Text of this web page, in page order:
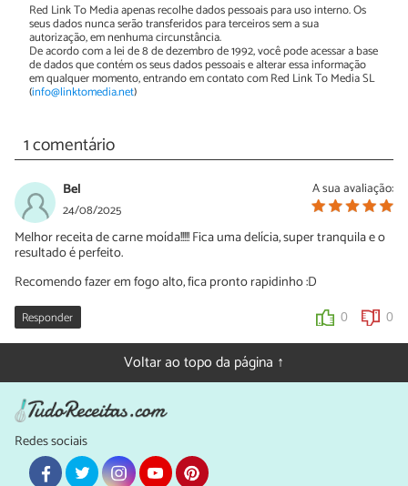
Red Link To Media apenas recolhe dados pessoais para uso interno. Os
seus dados nunca serão transferidos para terceiros sem a sua
autorização, em nenhuma circunstância.
De acordo com a lei de 8 de dezembro de 1992, você pode acessar a base
de dados que contém os seus dados pessoais e alterar essa informação
em qualquer momento, entrando em contato com Red Link To Media SL
(info@linktomedia.net)
1 comentário
A sua avaliação:
Bel
24/08/2025
Melhor receita de carne moída!!!!! Fica uma delícia, super tranquila e o
resultado é perfeito.
Recomendo fazer em fogo alto, fica pronto rapidinho :D
Responder 0 0
Voltar ao topo da página ↑
Redes sociais